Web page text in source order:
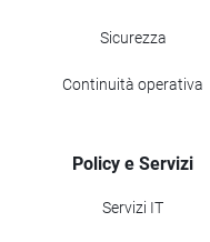
Sicurezza
Continuità operativa
Policy e Servizi
Servizi IT